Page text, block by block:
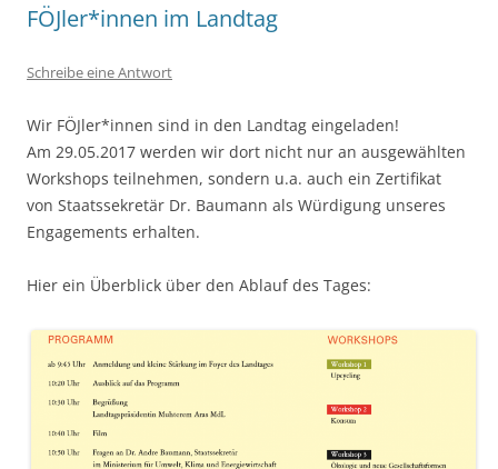
FÖJler*innen im Landtag
Schreibe eine Antwort
Wir FÖJler*innen sind in den Landtag eingeladen!
Am 29.05.2017 werden wir dort nicht nur an ausgewählten
Workshops teilnehmen, sondern u.a. auch ein Zertifikat
von Staatssekretär Dr. Baumann als Würdigung unseres
Engagements erhalten.
Hier ein Überblick über den Ablauf des Tages: